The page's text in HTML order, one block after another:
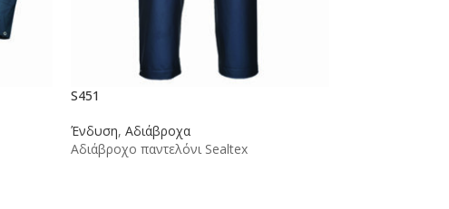
S451
Ένδυση, Αδιάβροχα
Αδιάβροχο παντελόνι Sealtex